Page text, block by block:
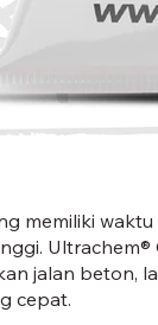
memiliki
jalan beton,
cepat.